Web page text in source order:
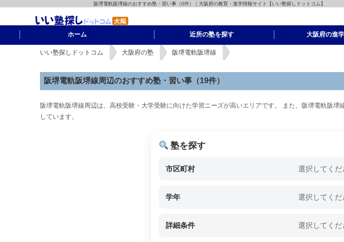
阪堺電軌阪堺線のおすすめ塾・習い事（0件）｜大阪府の教育・進学情報サイト【いい塾探しドットコム】
ホーム 近所の塾を探す 大阪府の進
いい塾探しドットコム 大阪府の塾 阪堺電軌阪堺線
阪堺電軌阪堺線周辺のおすすめ塾・習い事（19件）
阪堺電軌阪堺線周辺は、高校受験・大学受験に向けた学習ニーズが高いエリアです。 また、阪堺電軌阪堺
しています。
塾を探す
市区町村 選択してくだ
学年 選択してくだ
詳細条件 選択してくだ